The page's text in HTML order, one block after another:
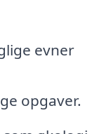
evner
opgaver.